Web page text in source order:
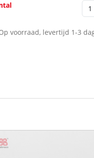
voorraad, levertijd 1-3